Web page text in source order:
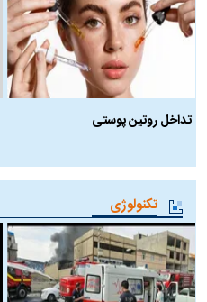
تداخل روتین پوستی
تکنولوژی